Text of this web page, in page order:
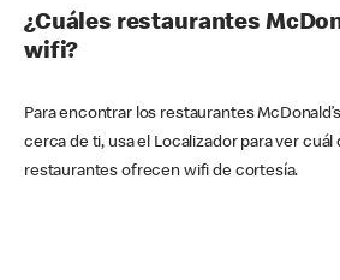
¿Cuáles restaurantes
wifi?
Para encontrar los restaurantes
cerca de ti, usa el Localizador para ver cuál
restaurantes ofrecen wifi de cortesía.